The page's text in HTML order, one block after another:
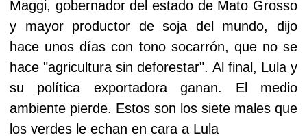
Maggi, gobernador del estado de Mato Grosso
y mayor productor de soja del mundo, dijo
hace unos días con tono socarrón, que no se
hace "agricultura sin deforestar". Al final, Lula y
su política exportadora ganan. El medio
ambiente pierde. Estos son los siete males que
los verdes le echan en cara a Lula